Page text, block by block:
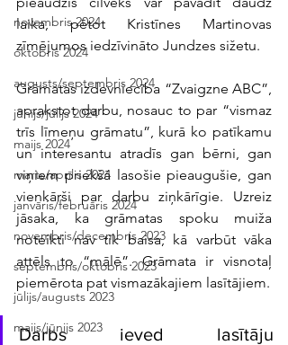
novembris 2024
oktobris 2024
augusts/septembris 2024
jūnijs/jūlijs 2024
maijs 2024
marts/aprīlis 2024
janvāris/februāris 2024
novembris/decembris 2023
septembris/oktobris 2023
jūlijs/augusts 2023
maijs/jūnijs 2023
laika, pētot Kristīnes Martinovas
zīmējumos iedzīvināto Jundzes sižetu.
Grāmatas izdevniecība “Zvaigzne ABC”,
aprakstot darbu, nosauc to par “vismaz
trīs līmeņu grāmatu”, kurā ko patīkamu
un interesantu atradīs gan bērni, gan
viņiem priekšā lasošie pieaugušie, gan
vienkārši par darbu ziņkārīgie. Uzreiz
jāsaka, ka grāmatas spoku muiža
noteikti nav tik baisa, kā varbūt vāka
attēls to “mālē”. Grāmata ir visnotaļ
piemērota pat vismazākajiem lasītājiem.
Darbs ieved lasītāju